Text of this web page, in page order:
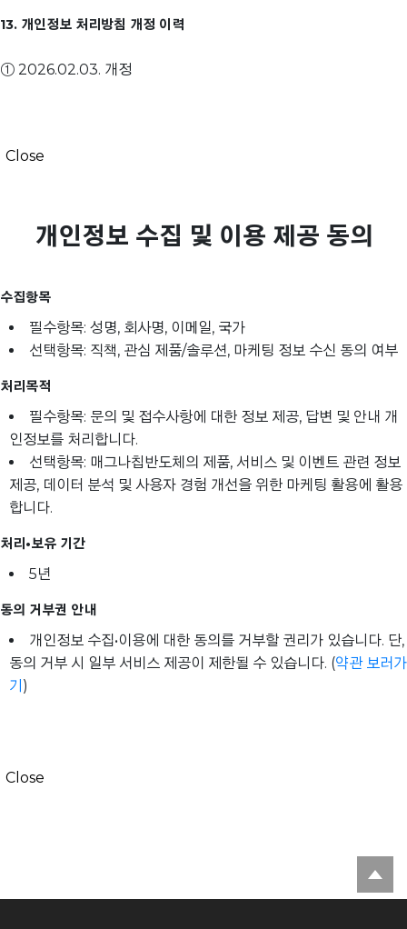
13. 개인정보 처리방침 개정 이력
① 2026.02.03. 개정
Close
개인정보 수집 및 이용 제공 동의
수집항목
필수항목: 성명, 회사명, 이메일, 국가
선택항목: 직책, 관심 제품/솔루션, 마케팅 정보 수신 동의 여부
처리목적
필수항목: 문의 및 접수사항에 대한 정보 제공, 답변 및 안내 개
인정보를 처리합니다.
선택항목: 매그나칩반도체의 제품, 서비스 및 이벤트 관련 정보
제공, 데이터 분석 및 사용자 경험 개선을 위한 마케팅 활용에 활용
합니다.
처리•보유 기간
5년
동의 거부권 안내
개인정보 수집•이용에 대한 동의를 거부할 권리가 있습니다. 단,
동의 거부 시 일부 서비스 제공이 제한될 수 있습니다. (약관 보러가
기 )
Close